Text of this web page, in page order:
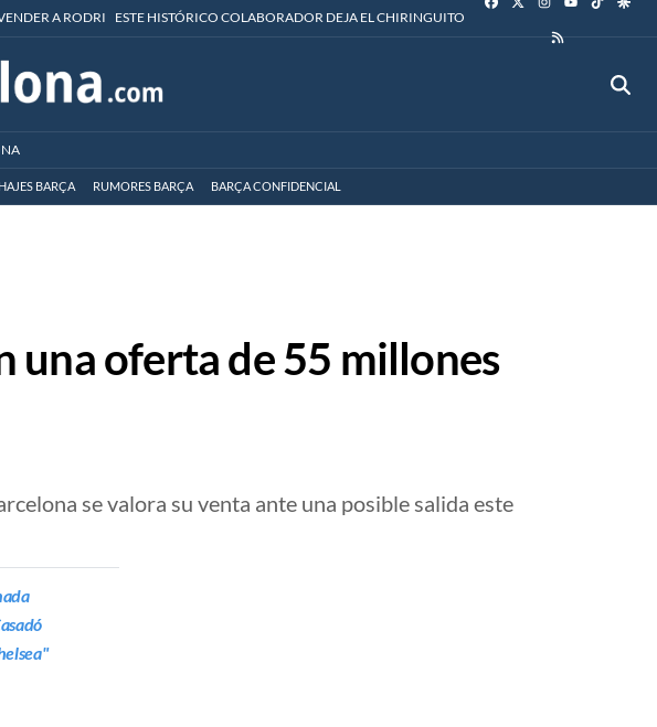
A RODRI ESTE HISTÓRICO COLABORADOR DEJA EL CHIRINGUITO
BARÇA RUMORES BARÇA BARÇA CONFIDENCIAL
una oferta de 55 millones
se valora su venta ante una posible salida este